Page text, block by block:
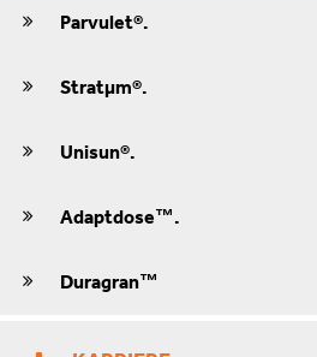
Parvulet®.
Stratμm®.
Unisun®.
Adaptdose™.
Duragran™